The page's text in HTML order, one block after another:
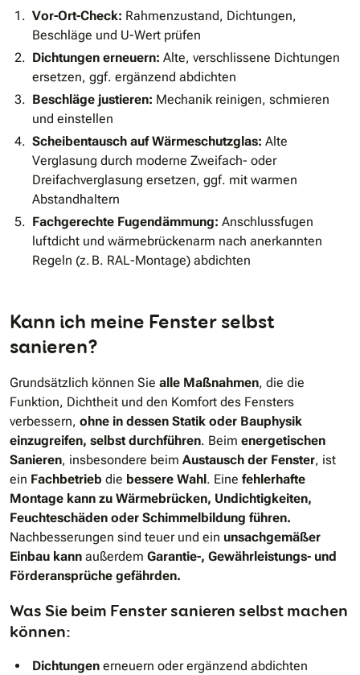
Vor-Ort-Check: Rahmenzustand, Dichtungen,
Beschläge und U-Wert prüfen
Dichtungen erneuern: Alte, verschlissene Dichtungen
ersetzen, ggf. ergänzend abdichten
Beschläge justieren: Mechanik reinigen, schmieren
und einstellen
Scheibentausch auf Wärmeschutzglas: Alte
Verglasung durch moderne Zweifach- oder
Dreifachverglasung ersetzen, ggf. mit warmen
Abstandhaltern
Fachgerechte Fugendämmung: Anschlussfugen
luftdicht und wärmebrückenarm nach anerkannten
Regeln (z. B. RAL-Montage) abdichten
Kann ich meine Fenster selbst
sanieren?
Grundsätzlich können Sie alle Maßnahmen, die die
Funktion, Dichtheit und den Komfort des Fensters
verbessern, ohne in dessen Statik oder Bauphysik
einzugreifen, selbst durchführen. Beim energetischen
Sanieren, insbesondere beim Austausch der Fenster, ist
ein Fachbetrieb die bessere Wahl . Eine fehlerhafte
Montage kann zu Wärmebrücken, Undichtigkeiten,
Feuchteschäden oder Schimmelbildung führen.
Nachbesserungen sind teuer und ein unsachgemäßer
Einbau kann außerdem Garantie-, Gewährleistungs- und
Förderansprüche gefährden.
Was Sie beim Fenster sanieren selbst machen
können:
Dichtungen erneuern oder ergänzend abdichten